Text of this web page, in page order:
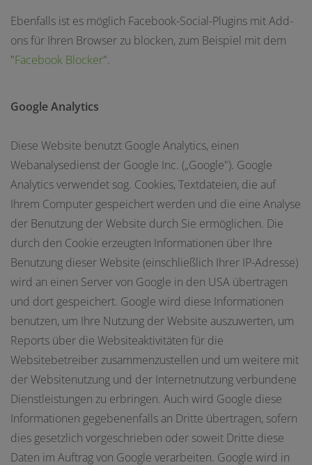
Ebenfalls ist es möglich Facebook-Social-Plugins mit Add-
ons für Ihren Browser zu blocken, zum Beispiel mit dem
"Facebook Blocker".
Google Analytics
Diese Website benutzt Google Analytics, einen
Webanalysedienst der Google Inc. („Google"). Google
Analytics verwendet sog. Cookies, Textdateien, die auf
Ihrem Computer gespeichert werden und die eine Analyse
der Benutzung der Website durch Sie ermöglichen. Die
durch den Cookie erzeugten Informationen über Ihre
Benutzung dieser Website (einschließlich Ihrer IP-Adresse)
wird an einen Server von Google in den USA übertragen
und dort gespeichert. Google wird diese Informationen
benutzen, um Ihre Nutzung der Website auszuwerten, um
Reports über die Websiteaktivitäten für die
Websitebetreiber zusammenzustellen und um weitere mit
der Websitenutzung und der Internetnutzung verbundene
Dienstleistungen zu erbringen. Auch wird Google diese
Informationen gegebenenfalls an Dritte übertragen, sofern
dies gesetzlich vorgeschrieben oder soweit Dritte diese
Daten im Auftrag von Google verarbeiten. Google wird in